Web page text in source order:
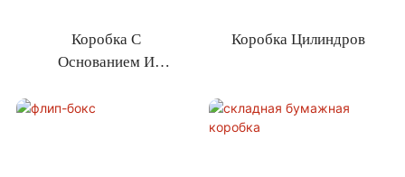
Коробка С
Основанием И
Коробка Цилиндров